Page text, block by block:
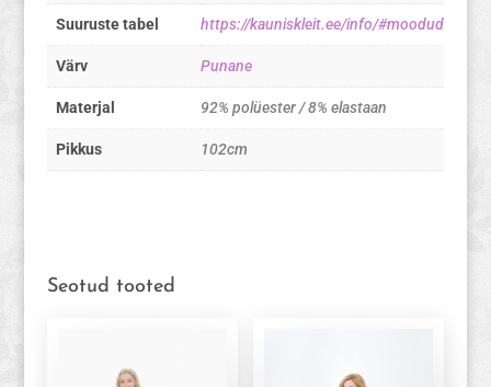
Suuruste tabel https://kauniskleit.ee/info/#moodud
Värv Punane
Materjal 92% polüester / 8% elastaan
Pikkus 102cm
Seotud tooted